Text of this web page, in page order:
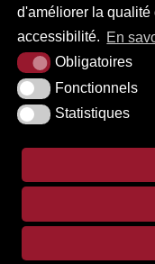
d'améliorer la
accessibilité. En
Obligatoires
Fonctionnels
Statistiques
PLAN DU SITE